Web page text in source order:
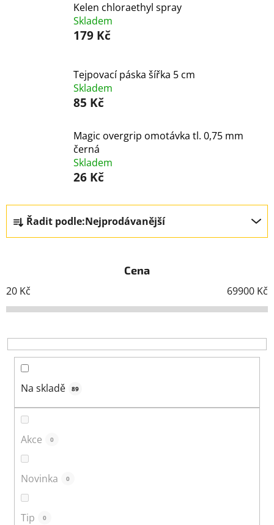
Kelen chloraethyl spray
Skladem
179 Kč
Tejpovací páska šířka 5 cm
Skladem
85 Kč
Magic overgrip omotávka tl. 0,75 mm
černá
Skladem
26 Kč
a
z
í
p
o
d
Řadit podle:Nejprodávanější
Cena
20 Kč 69900 Kč
Na skladě 89
Akce 0
Novinka 0
Tip 0